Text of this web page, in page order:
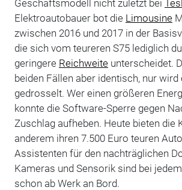
Geschäftsmodell nicht zuletzt bei
Elektroautobauer bot die Limousine
zwischen 2016 und 2017 in der
die sich vom teureren S75 lediglich
geringere Reichweiteunterscheidet.
beiden Fällen aber identisch, nur wird
gedrosselt. Wer einen größeren
konnte die Software-Sperre gegen
Zuschlag aufheben. Heute bieten die
anderem ihren 7.500 Euro teuren
Assistenten für den nachträglichen
Kameras und Sensorik sind bei
schon ab Werk an Bord.